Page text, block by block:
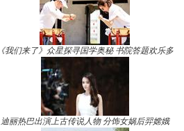
《我们来了》众星探寻国学奥秘 书院答题欢乐多
迪丽热巴出演上古传说人物 分饰女娲后羿嫦娥